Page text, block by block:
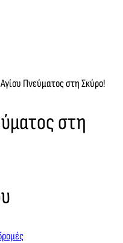
Πνεύματος στη Σκύρο!
στη